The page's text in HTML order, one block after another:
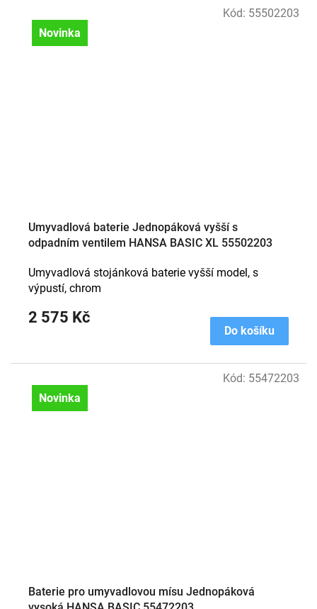
Novinka
Umyvadlová baterie Jednopáková vyšší s
odpadním ventilem HANSA BASIC XL 55502203
2 575 Kč
Do košíku
Umyvadlová stojánková baterie vyšší model, s
výpustí, chrom
Kód: 55502203
Novinka
Baterie pro umyvadlovou mísu Jednopáková
Kód: 55472203